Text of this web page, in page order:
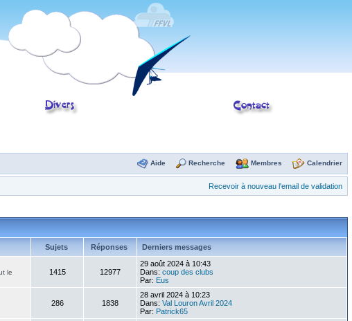
Aide Recherche Membres Calendrier
Recevoir à nouveau l'email de validation
Sujets Réponses Derniers messages
le
1415 12977
29 août 2024 à 10:43
Dans: coup des clubs
Par: Eus
286 1838
28 avril 2024 à 10:23
Dans: Val Louron Avril 2024
Par: Patrick65